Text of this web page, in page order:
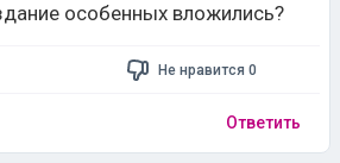
особенных вложились?
Не нравится 0
Ответить